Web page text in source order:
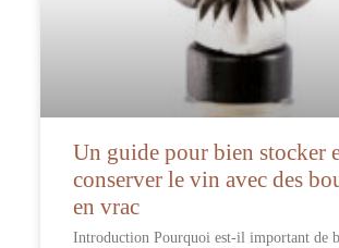
Un guide pour bien stocker
conserver le vin avec des
en vrac
Introduction Pourquoi est-il important de